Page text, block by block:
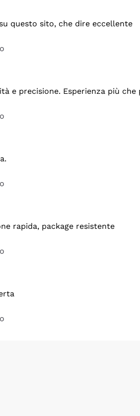
questo sito, che dire eccellente
e precisione. Esperienza più
rapida, package resistente